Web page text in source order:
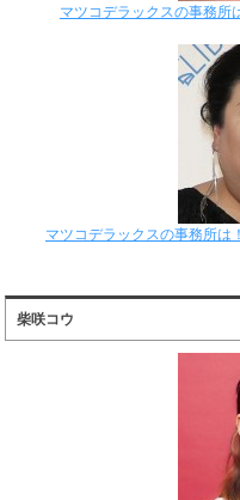
マツコデラックスの事務所
マツコデラックスの事務所は
柴咲コウ